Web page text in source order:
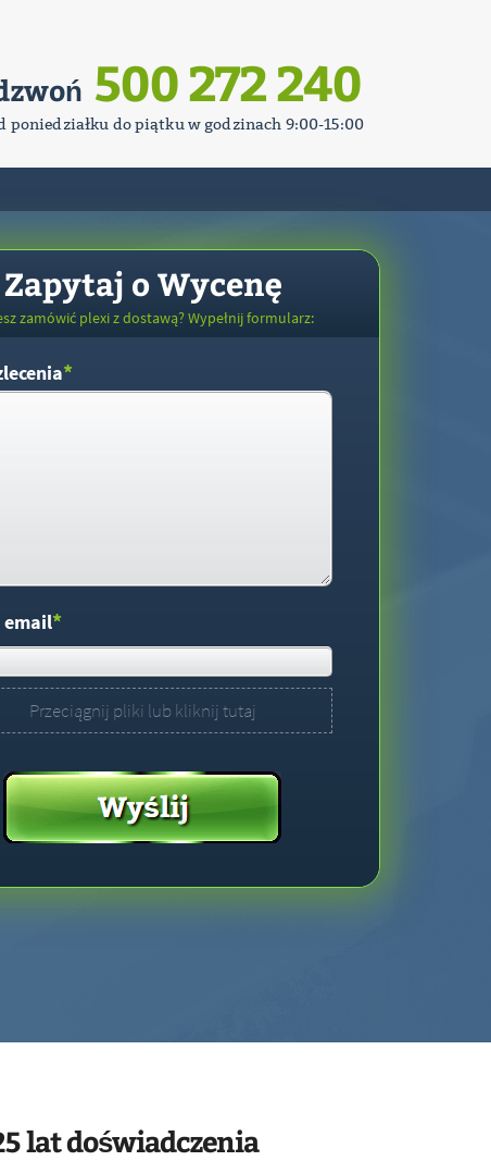
500 272 240
poniedziałku do piątku w godzinach 9:00-15:00
Zapytaj o Wycenę
zamówić plexi z dostawą? Wypełnij formularz:
*
email*
Przeciągnij pliki lub kliknij tutaj
lat doświadczenia